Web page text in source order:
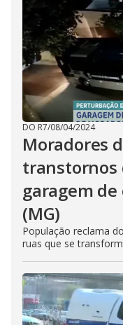
DO R7/08/04/2024
Moradores
transtornos
garagem
(MG)
População reclama
ruas que se